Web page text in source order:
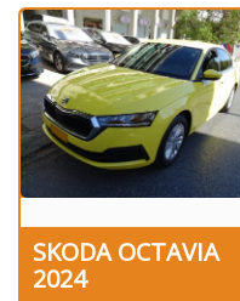
SKODA OCTAVIA
2024